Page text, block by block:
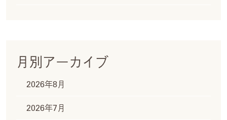
月別アーカイブ
2026年8月
2026年7月